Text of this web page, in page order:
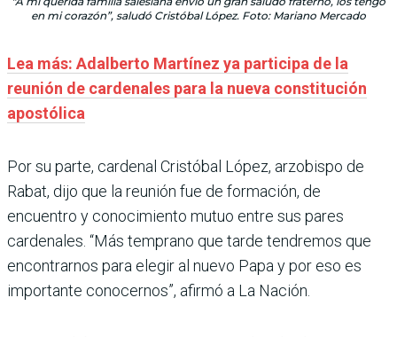
en mi corazón”, saludó Cristóbal López. Foto: Mariano Mercado
Lea más: Adalberto Martínez ya participa de la
reunión de cardenales para la nueva constitución
apostólica
Por su parte, cardenal Cristóbal López, arzobispo de
Rabat, dijo que la reunión fue de formación, de
encuentro y conocimiento mutuo entre sus pares
cardenales. “Más temprano que tarde tendremos que
encontrarnos para elegir al nuevo Papa y por eso es
importante conocernos”, afirmó a La Nación.